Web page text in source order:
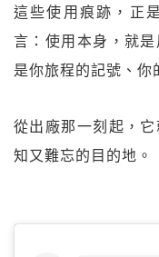
這些使用痕跡，正
言：使用本身，就
是你旅程的記號、你
從出廠那一刻起，
知又難忘的目的地。